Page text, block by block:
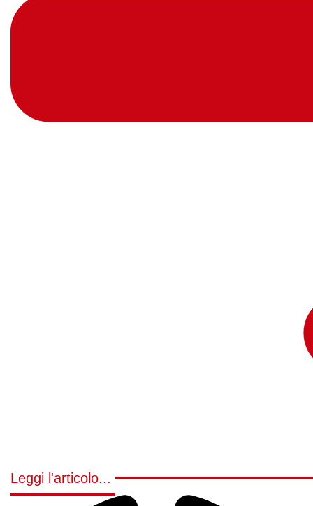
Leggi l'articolo...